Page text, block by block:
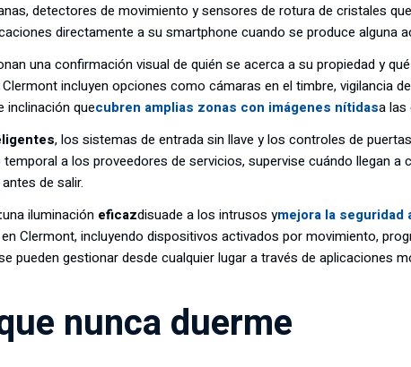
detectores de movimiento y sensores de rotura de cristales
directamente a su smartphone cuando se produce alguna
una confirmación visual de quién se acerca a su propiedad y
incluyen opciones como cámaras en el timbre, vigilancia
inclinación quecubren amplias zonas con imágenes nítidasa las
, los sistemas de entrada sin llave y los controles de
a los proveedores de servicios, supervise cuándo llegan
de salir.
una iluminación eficazdisuade a los intrusos ymejora la seguridad
Clermont, incluyendo dispositivos activados por movimiento,
pueden gestionar desde cualquier lugar a través de aplicaciones
nunca duerme